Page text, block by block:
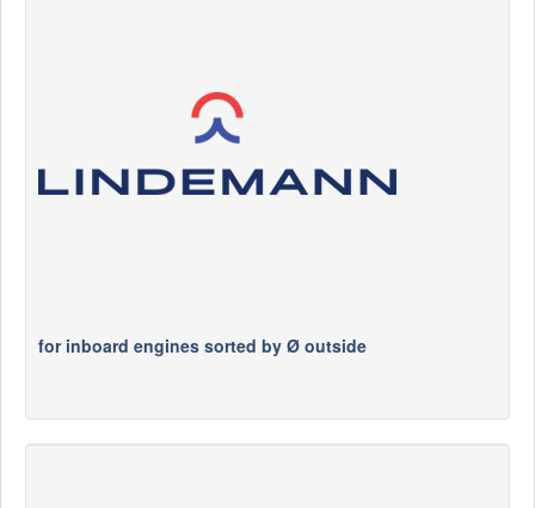
for inboard engines sorted by Ø outside